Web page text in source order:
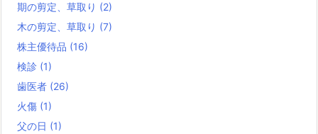
期の剪定、草取り (2)
木の剪定、草取り (7)
株主優待品 (16)
検診 (1)
歯医者 (26)
火傷 (1)
父の日 (1)